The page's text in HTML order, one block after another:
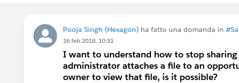
Pooja Singh (Hexagon) ha fatto una domanda in
16 feb 2018, 10:31
I want to understand how to stop
administrator attaches a file to an
owner to view that file, is it possible?